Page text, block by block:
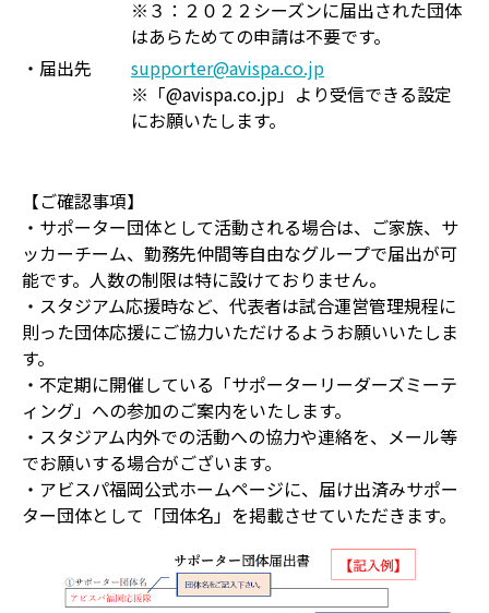
※３：２０２２シーズンに届出された団体
はあらためての申請は不要です。
・届出先
supporter@avispa.co.jp
※「@avispa.co.jp」より受信できる設定
にお願いたします。
【ご確認事項】
・サポーター団体として活動される場合は、ご家族、サ
ッカーチーム、勤務先仲間等自由なグループで届出が可
能です。人数の制限は特に設けておりません。
・スタジアム応援時など、代表者は試合運営管理規程に
則った団体応援にご協力いただけるようお願いいたしま
す。
・不定期に開催している「サポーターリーダーズミーテ
ィング」への参加のご案内をいたします。
・スタジアム内外での活動への協力や連絡を、メール等
でお願いする場合がございます。
・アビスパ福岡公式ホームページに、届け出済みサポー
ター団体として「団体名」を掲載させていただきます。